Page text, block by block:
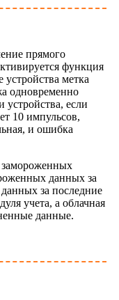
прямого
функция
метка
одновременно
если
10 импульсов,
и ошибка
данных за
за последние
учета, а облачная
данные.